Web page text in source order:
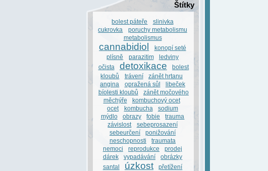
Štítky
bolest páteře
slinivka
cukrovka
poruchy metabolismu
metabolismus
cannabidiol
konopí seté
plísně
parazitim
ledviny
očista
detoxikace
bolest
kloubů
trávení
zánět hrtanu
angina
opražená sůl
libeček
bíolesti kloubů
zánět močového
měchýře
kombuchový ocet
ocet
kombucha
sodium
mýdlo
obrazy fobie
trauma
závislost
sebeprosazení
sebeurčení
ponižování
neschopnosti
traumata
nemoci
reprodukce
prodej
dárek
vypadávání
obrázky
santal
úzkost přetížení